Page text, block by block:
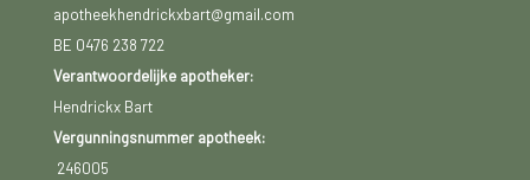
apotheekhendrickxbart@gmail.com
BE 0476 238 722
Verantwoordelijke apotheker:
Hendrickx Bart
Vergunningsnummer apotheek:
246005